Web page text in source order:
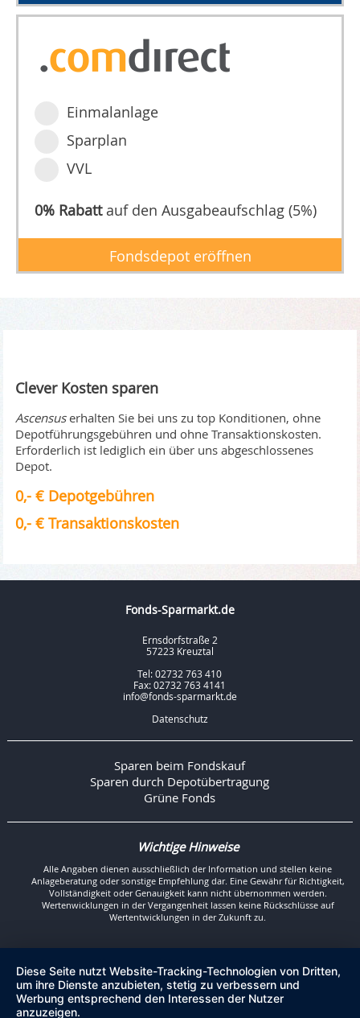
Einmalanlage
Sparplan
VVL
0% Rabattauf den Ausgabeaufschlag (5%)
Fondsdepot eröffnen
Clever Kosten sparen
Ascensuserhalten Sie bei uns zu top Konditionen, ohne
Depotführungsgebühren und ohne Transaktionskosten.
Erforderlich ist lediglich ein über uns abgeschlossenes
Depot.
0,- € Depotgebühren
0,- € Transaktionskosten
Fonds-Sparmarkt.de
Ernsdorfstraße 2
57223 Kreuztal
Tel: 02732 763 410
Fax: 02732 763 4141
info@fonds-sparmarkt.de
Datenschutz
Sparen beim Fondskauf
Sparen durch Depotübertragung
Grüne Fonds
Wichtige Hinweise
Alle Angaben dienen ausschließlich der Information und stellen keine
Anlageberatung oder sonstige Empfehlung dar. Eine Gewähr für Richtigkeit,
Vollständigkeit oder Genauigkeit kann nicht übernommen werden.
Wertenwicklungen in der Vergangenheit lassen keine Rückschlüsse auf
Wertentwicklungen in der Zukunft zu.
Diese Seite nutzt Website-Tracking-Technologien von Dritten,
um ihre Dienste anzubieten, stetig zu verbessern und
Werbung entsprechend den Interessen der Nutzer
anzuzeigen.